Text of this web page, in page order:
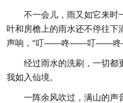
不一会儿，雨又如它来时
叶和房檐上的雨水还不停往下
声响，“叮——咚——叮——咚
经过雨水的洗刷，一切都
我如入仙境。
一阵余风吹过，满山的声